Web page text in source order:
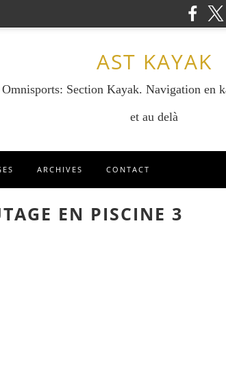
AST KAYAK
Section Kayak. Navigation en
et au delà
ARCHIVES CONTACT
EN PISCINE 3